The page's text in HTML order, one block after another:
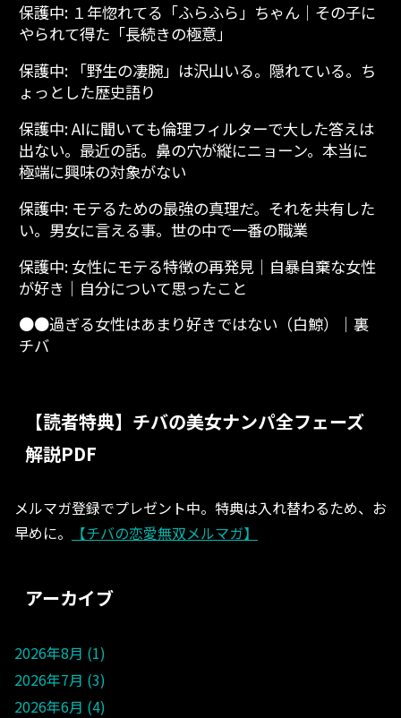
保護中: １年惚れてる「ふらふら」ちゃん│その子に
やられて得た「長続きの極意」
保護中: 「野生の凄腕」は沢山いる。隠れている。ち
ょっとした歴史語り
保護中: AIに聞いても倫理フィルターで大した答えは
出ない。最近の話。鼻の穴が縦にニョーン。本当に
極端に興味の対象がない
保護中: モテるための最強の真理だ。それを共有した
い。男女に言える事。世の中で一番の職業
保護中: 女性にモテる特徴の再発見│自暴自棄な女性
が好き│自分について思ったこと
●●過ぎる女性はあまり好きではない（白鯨）│裏
チバ
【読者特典】チバの美女ナンパ全フェーズ
解説PDF
メルマガ登録でプレゼント中。特典は入れ替わるため、お
早めに。
【チバの恋愛無双メルマガ】
アーカイブ
2026年8月 1
2026年7月 3
2026年6月 4